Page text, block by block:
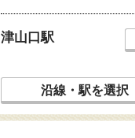
津山口駅
沿線・駅を選択